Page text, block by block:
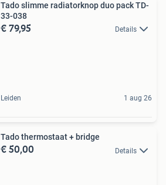
Tado slimme radiatorknop duo pack TD-
33-038
€ 79,95 Details
Leiden 1 aug 26
Tado thermostaat + bridge
€ 50,00 Details